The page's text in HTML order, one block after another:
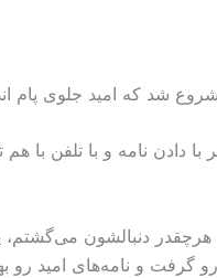
دادن نامه و با تلفن با
هرچقدر دنبالشون
گرفت و نامه‌های امید رو